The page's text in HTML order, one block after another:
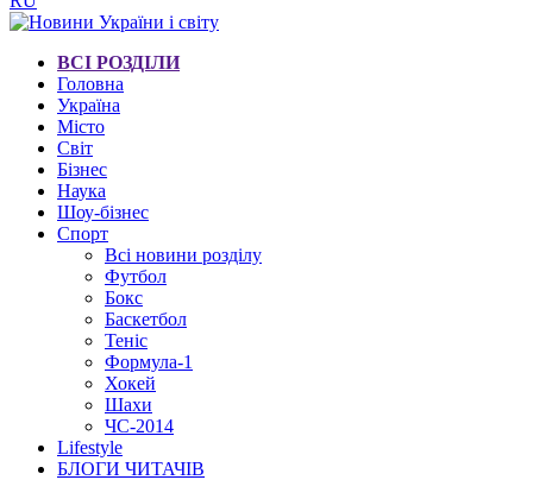
ВСІ РОЗДІЛИ
Головна
Україна
Місто
Світ
Бізнес
Наука
Шоу-бізнес
Спорт
Всі новини розділу
Футбол
Бокс
Баскетбол
Теніс
Формула-1
Хокей
Шахи
ЧС-2014
Lifestyle
БЛОГИ ЧИТАЧІВ